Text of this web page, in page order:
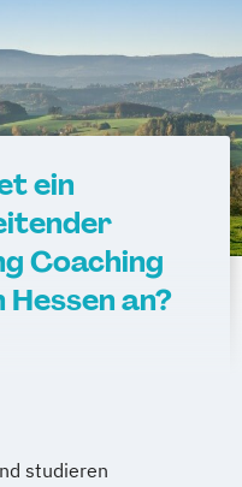
ein
Coaching
an?
studieren